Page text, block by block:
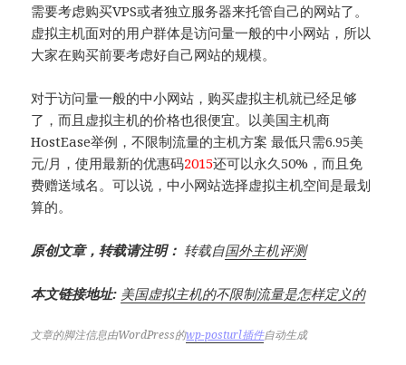
需要考虑购买VPS或者独立服务器来托管自己的网站了。
虚拟主机面对的用户群体是访问量一般的中小网站，所以
大家在购买前要考虑好自己网站的规模。
对于访问量一般的中小网站，购买虚拟主机就已经足够
了，而且虚拟主机的价格也很便宜。以美国主机商
HostEase举例，不限制流量的主机方案 最低只需6.95美
元/月，使用最新的优惠码2015还可以永久50%，而且免
费赠送域名。可以说，中小网站选择虚拟主机空间是最划
算的。
原创文章，转载请注明： 转载自国外主机评测
本文链接地址: 美国虚拟主机的不限制流量是怎样定义的
文章的脚注信息由WordPress的wp-posturl插件自动生成